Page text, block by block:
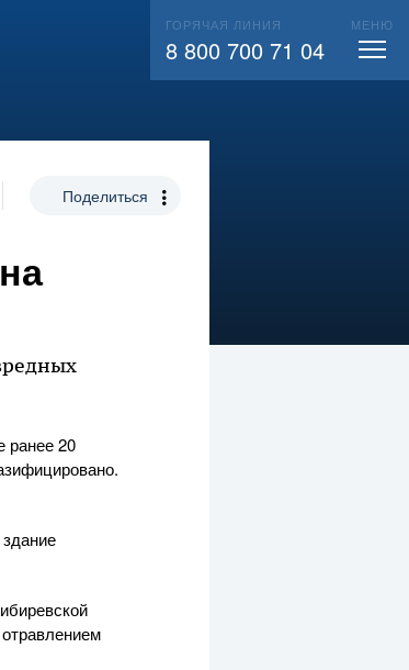
ВЫЗВАТЬ СЛЕСАРЯ
ГОРЯЧАЯ ЛИНИЯ
8 800 700 71 04
МЕНЮ
Поделиться
ранее 20